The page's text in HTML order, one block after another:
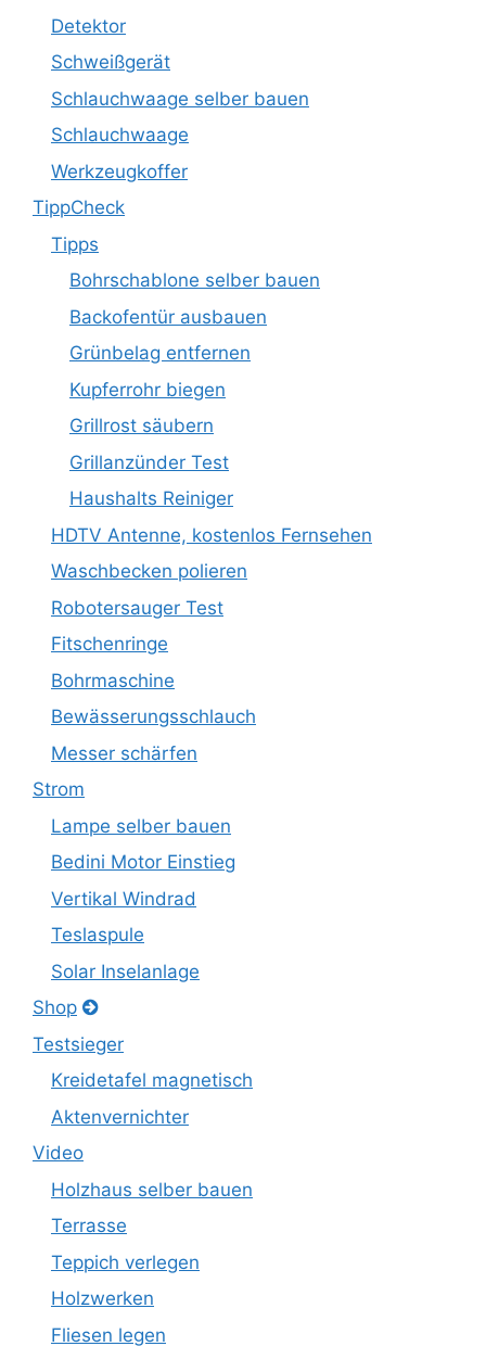
Detektor
Schweißgerät
Schlauchwaage selber bauen
Schlauchwaage
Werkzeugkoffer
TippCheck
Tipps
Bohrschablone selber bauen
Backofentür ausbauen
Grünbelag entfernen
Kupferrohr biegen
Grillrost säubern
Grillanzünder Test
Haushalts Reiniger
HDTV Antenne, kostenlos Fernsehen
Waschbecken polieren
Robotersauger Test
Fitschenringe
Bohrmaschine
Bewässerungsschlauch
Messer schärfen
Strom
Lampe selber bauen
Bedini Motor Einstieg
Vertikal Windrad
Teslaspule
Solar Inselanlage
Shop
Testsieger
Kreidetafel magnetisch
Aktenvernichter
Video
Holzhaus selber bauen
Terrasse
Teppich verlegen
Holzwerken
Fliesen legen